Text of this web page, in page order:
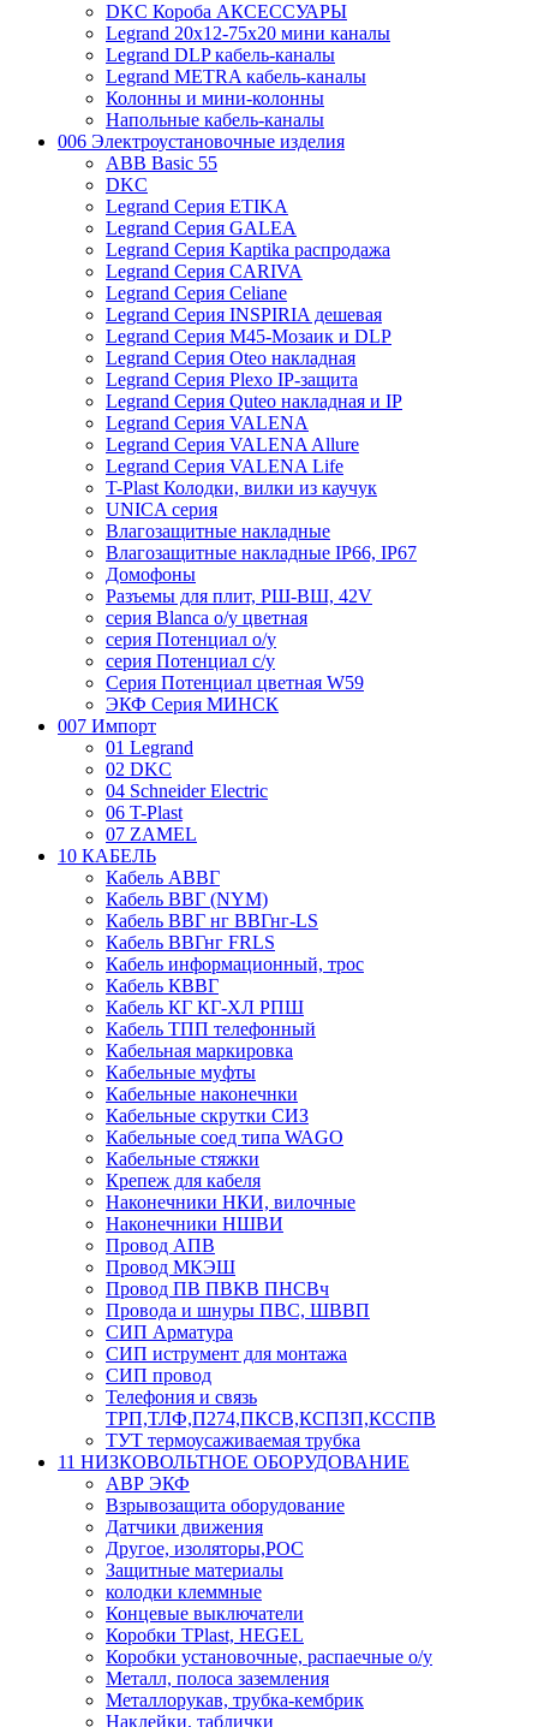
DKC Короба АКСЕССУАРЫ
Legrand 20х12-75х20 мини каналы
Legrand DLP кабель-каналы
Legrand METRA кабель-каналы
Колонны и мини-колонны
Напольные кабель-каналы
006 Электроустановочные изделия
ABB Basic 55
DKC
Legrand Серия ETIKA
Legrand Серия GALEA
Legrand Серия Kaptika распродажа
Legrand Серия CARIVA
Legrand Серия Celiane
Legrand Серия INSPIRIA дешевая
Legrand Серия M45-Мозаик и DLP
Legrand Серия Oteo накладная
Legrand Серия Plexo IP-защита
Legrand Серия Quteo накладная и IP
Legrand Серия VALENA
Legrand Серия VALENA Allure
Legrand Серия VALENA Life
T-Plast Колодки, вилки из каучук
UNICA серия
Влагозащитные накладные
Влагозащитные накладные IP66, IP67
Домофоны
Разъемы для плит, РШ-ВШ, 42V
серия Blanca о/у цветная
серия Потенциал о/у
серия Потенциал с/у
Серия Потенциал цветная W59
ЭКФ Серия МИНСК
007 Импорт
01 Legrand
02 DKC
04 Schneider Electric
06 T-Plast
07 ZAMEL
10 КАБЕЛЬ
Кабель АВВГ
Кабель ВВГ (NYM)
Кабель ВВГ нг ВВГнг-LS
Кабель ВВГнг FRLS
Кабель информационный, трос
Кабель КВВГ
Кабель КГ КГ-ХЛ РПШ
Кабель ТПП телефонный
Кабельная маркировка
Кабельные муфты
Кабельные наконечнки
Кабельные скрутки СИЗ
Кабельные соед типа WAGO
Кабельные стяжки
Крепеж для кабеля
Наконечники НКИ, вилочные
Наконечники НШВИ
Провод АПВ
Провод МКЭШ
Провод ПВ ПВКВ ПНСВч
Провода и шнуры ПВС, ШВВП
СИП Арматура
СИП иструмент для монтажа
СИП провод
Телефония и связь
ТРП,ТЛФ,П274,ПКСВ,КСПЗП,КССПВ
ТУТ термоусаживаемая трубка
11 НИЗКОВОЛЬТНОЕ ОБОРУДОВАНИЕ
АВР ЭКФ
Взрывозащита оборудование
Датчики движения
Другое, изоляторы,РОС
Защитные материалы
колодки клеммные
Концевые выключатели
Коробки TPlast, HEGEL
Коробки установочные, распаечные о/у
Металл, полоса заземления
Металлорукав, трубка-кембрик
Наклейки, таблички